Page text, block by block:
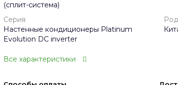
(сплит-система)
Серия
Настенные кондиционеры Platinum
Evolution DC inverter
Все характеристики